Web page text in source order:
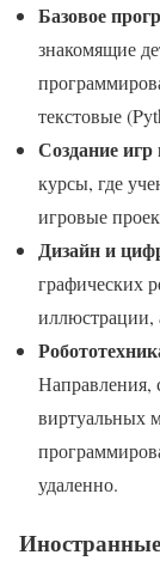
Базовое
знакомящие
текстовые
Создание
курсы, где
игровые
Дизайн и
графических
иллюстрации,
Направления,
виртуальных
удаленно.